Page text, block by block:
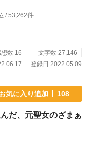
/ 53,262件
数 16
文字数 27,146
登録日 2022.05.09
気に入り追加 108
だ、元聖女のざまぁ